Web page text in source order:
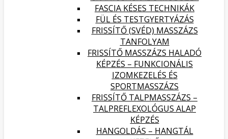
FASCIA KÉSES TECHNIKÁK
FÜL ÉS TESTGYERTYÁZÁS
FRISSÍTŐ (SVÉD) MASSZÁZS
TANFOLYAM
FRISSÍTŐ MASSZÁZS HALADÓ
KÉPZÉS – FUNKCIONÁLIS
IZOMKEZELÉS ÉS
SPORTMASSZÁZS
FRISSÍTŐ TALPMASSZÁZS –
TALPREFLEXOLÓGUS ALAP
KÉPZÉS
HANGOLDÁS – HANGTÁL